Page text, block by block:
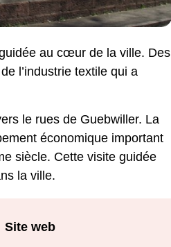
au cœur de la ville. Des
l’industrie textile qui a
le rues de Guebwiller. La
économique important
siècle. Cette visite guidée
la ville.
Site web